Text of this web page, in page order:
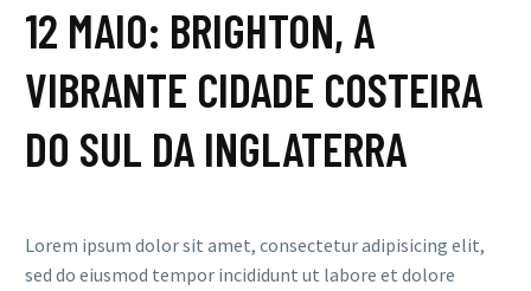
12 MAIO: BRIGHTON, A
VIBRANTE CIDADE COSTEIRA
DO SUL DA INGLATERRA
Lorem ipsum dolor sit amet, consectetur adipisicing elit,
sed do eiusmod tempor incididunt ut labore et dolore